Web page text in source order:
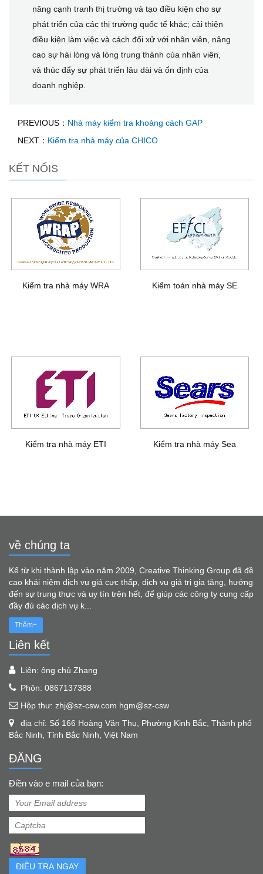
năng cạnh tranh thị trường và tạo điều kiện cho sự
phát triển của các thị trường quốc tế khác; cải thiện
điều kiện làm việc và cách đối xử với nhân viên, nâng
cao sự hài lòng và lòng trung thành của nhân viên,
và thúc đẩy sự phát triển lâu dài và ổn định của
doanh nghiệp.
PREVIOUS： Nhà máy kiểm tra khoảng cách GAP
NEXT： Kiểm tra nhà máy của CHICO
KẾT NỐIS
Kiểm tra nhà máy WRA Kiểm toán nhà máy SE
Kiểm tra nhà máy ETI Kiểm tra nhà máy Sea
về chúng ta
Kể từ khi thành lập vào năm 2009, Creative Thinking Group đã đề
cao khái niệm dịch vụ giá cực thấp, dịch vụ giá trị gia tăng, hướng
đến sự trung thực và uy tín trên hết, để giúp các công ty cung cấp
đầy đủ các dịch vụ k...
Thêm+
Liên kết
Liên: ông chủ Zhang
Phôn: 0867137388
Hộp thư: zhj@sz-csw.com hgm@sz-csw
địa chỉ: Số 166 Hoàng Văn Thụ, Phường Kinh Bắc, Thành phố
Bắc Ninh, Tỉnh Bắc Ninh, Việt Nam
ĐĂNG
Điền vào e mail của bạn:
ĐIỀU TRA NGAY